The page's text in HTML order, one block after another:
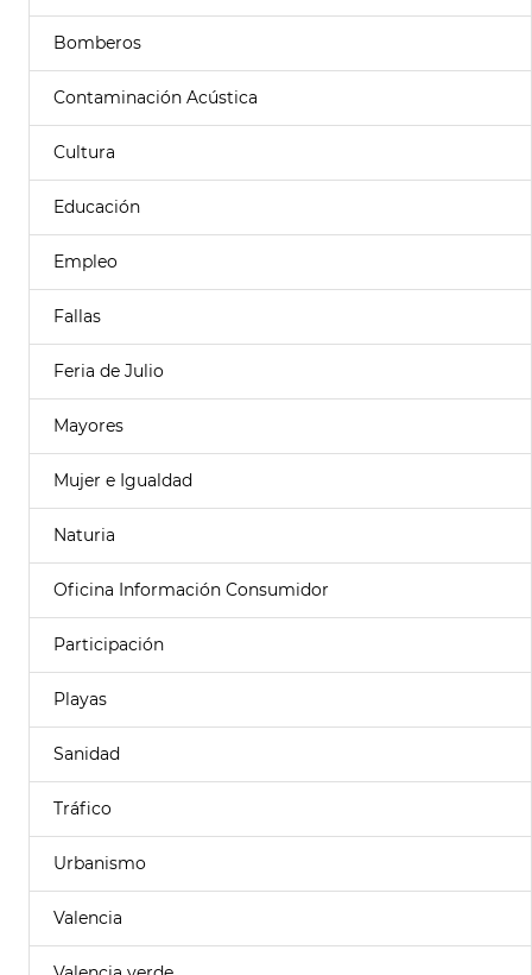
Bomberos
Contaminación Acústica
Cultura
Educación
Empleo
Fallas
Feria de Julio
Mayores
Mujer e Igualdad
Naturia
Oficina Información Consumidor
Participación
Playas
Sanidad
Tráfico
Urbanismo
Valencia